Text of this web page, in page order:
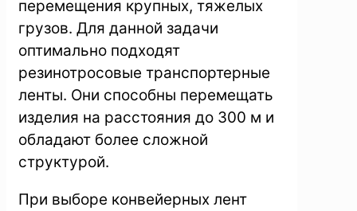
перемещения крупных, тяжелых
грузов. Для данной задачи
оптимально подходят
резинотросовые транспортерные
ленты. Они способны перемещать
изделия на расстояния до 300 м и
обладают более сложной
структурой.
При выборе конвейерных лент